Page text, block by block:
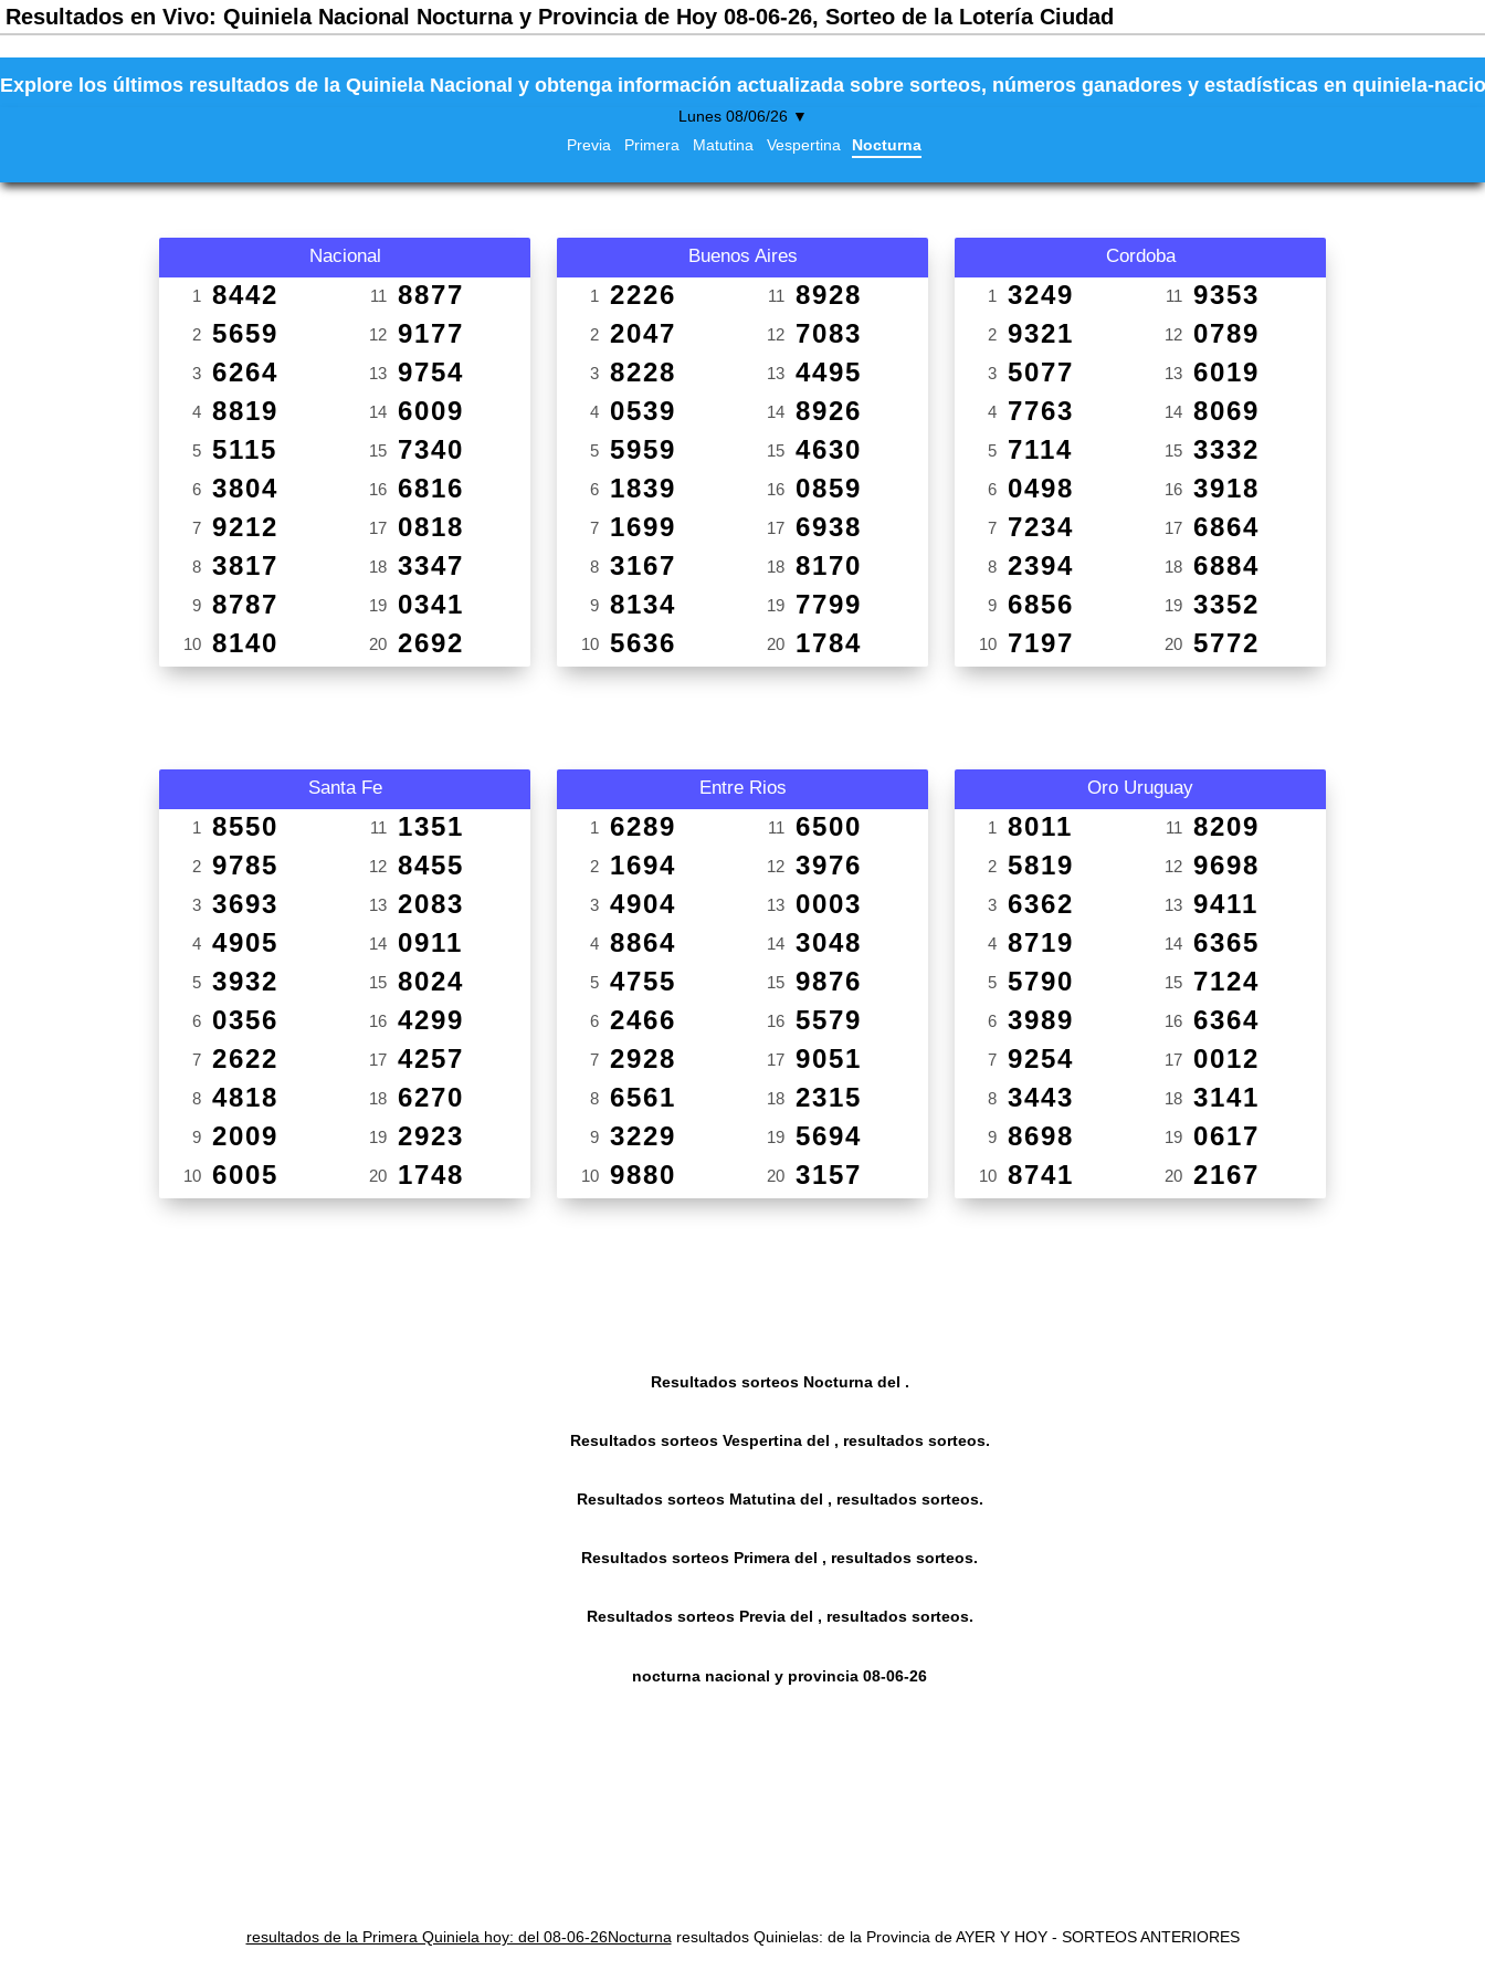
Resultados en Vivo: Quiniela Nacional Nocturna y Provincia de Hoy 08-06-26, Sorteo de la Lotería Ciudad
Explore los últimos resultados de la Quiniela Nacional y obtenga información actualizada sobre sorteos, números ganadores y estadísticas en quiniela-
Lunes 08/06/26 ▼
Previa
Primera Matutina Vespertina Nocturna
Nacional
1 8442
2 5659
3 6264
4 8819
5 5115
6 3804
7 9212
8 3817
9 8787
10 8140
11 8877
12 9177
13 9754
14 6009
15 7340
16 6816
17 0818
18 3347
19 0341
20 2692
Buenos Aires
1 2226
2 2047
3 8228
4 0539
5 5959
6 1839
7 1699
8 3167
9 8134
10 5636
11 8928
12 7083
13 4495
14 8926
15 4630
16 0859
17 6938
18 8170
19 7799
20 1784
Cordoba
1 3249
2 9321
3 5077
4 7763
5 7114
6 0498
7 7234
8 2394
9 6856
10 7197
11 9353
12 0789
13 6019
14 8069
15 3332
16 3918
17 6864
18 6884
19 3352
20 5772
Santa Fe
1 8550
2 9785
3 3693
4 4905
5 3932
6 0356
7 2622
8 4818
9 2009
10 6005
11 1351
12 8455
13 2083
14 0911
15 8024
16 4299
17 4257
18 6270
19 2923
20 1748
Entre Rios
1 6289
2 1694
3 4904
4 8864
5 4755
6 2466
7 2928
8 6561
9 3229
10 9880
11 6500
12 3976
13 0003
14 3048
15 9876
16 5579
17 9051
18 2315
19 5694
20 3157
Oro Uruguay
1 8011
2 5819
3 6362
4 8719
5 5790
6 3989
7 9254
8 3443
9 8698
10 8741
11 8209
12 9698
13 9411
14 6365
15 7124
16 6364
17 0012
18 3141
19 0617
20 2167
Resultados sorteos Nocturna del .
Resultados sorteos Vespertina del , resultados sorteos.
Resultados sorteos Matutina del , resultados sorteos.
Resultados sorteos Primera del , resultados sorteos.
Resultados sorteos Previa del , resultados sorteos.
nocturna nacional y provincia 08-06-26
resultados de la Primera Quiniela hoy: del 08-06-26Nocturna resultados Quinielas: de la Provincia de AYER Y HOY - SORTEOS ANTERIORES